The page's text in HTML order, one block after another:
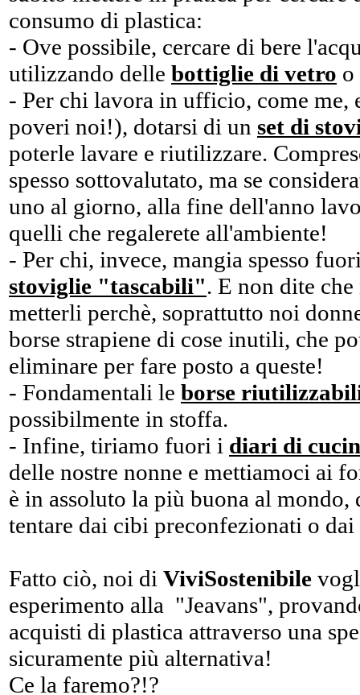
consumo di plastica:
- Ove possibile, cercare di bere
utilizzando delle bottiglie di vetro
- Per chi lavora in ufficio, come me,
poveri noi!), dotarsi di un set di
poterle lavare e riutilizzare.
spesso sottovalutato, ma se
uno al giorno, alla fine dell'anno
quelli che regalerete all'ambiente!
- Per chi, invece, mangia spesso
stoviglie "tascabili". E non dite
metterli perchè, soprattutto noi
borse strapiene di cose inutili, che
eliminare per fare posto a queste!
- Fondamentali le borse
possibilmente in stoffa.
- Infine, tiriamo fuori i diari di
delle nostre nonne e mettiamoci ai
è in assoluto la più buona al
tentare dai cibi preconfezionati o
Fatto ciò, noi di ViviSostenibile
esperimento alla "Jeavans",
acquisti di plastica attraverso una
sicuramente più alternativa!
Ce la faremo?!?